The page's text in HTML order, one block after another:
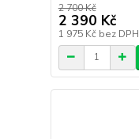
2 700 Kč
2 390 Kč
1 975 Kč bez DPH